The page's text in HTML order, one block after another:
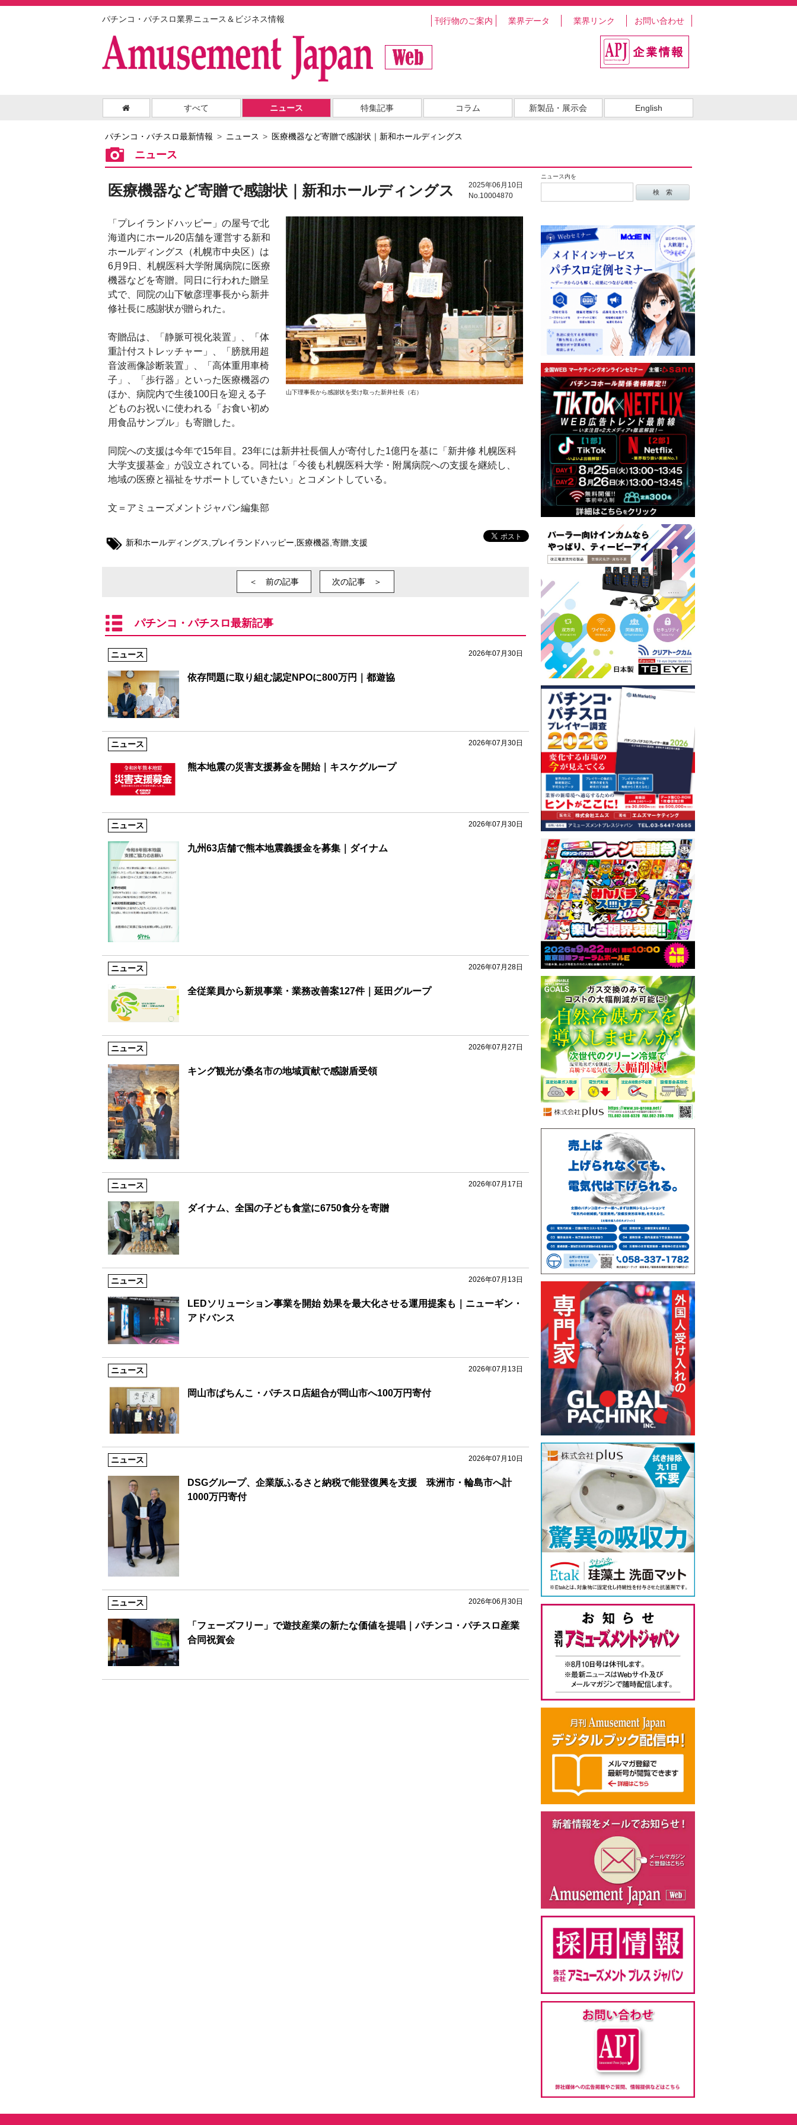
パチンコ・パチスロ業界ニュース＆ビジネス情報 刊行物のご案内 業界データ 業界リンク お問い合わせ
すべて ニュース 特集記事 コラム 新製品・展示会 English
パチンコ・パチスロ最新情報 ニュース 医療機器など寄贈で感謝状｜新和ホールディングス
ニュース
ニュース内を
2025年06月10日
No.10004870
医療機器など寄贈で感謝状｜新和ホールディングス
山下理事長から感謝状を受け取った新井社長（右）
「プレイランドハッピー」の屋号で北
海道内にホール20店舗を運営する新和
ホールディングス（札幌市中央区）は
6月9日、札幌医科大学附属病院に医療
機器などを寄贈。同日に行われた贈呈
式で、同院の山下敏彦理事長から新井
修社長に感謝状が贈られた。
寄贈品は、「静脈可視化装置」、「体
重計付ストレッチャー」、「膀胱用超
音波画像診断装置」、「高体重用車椅
子」、「歩行器」といった医療機器の
ほか、病院内で生後100日を迎える子
どものお祝いに使われる「お食い初め
用食品サンプル」も寄贈した。
同院への支援は今年で15年目。23年には新井社長個人が寄付した1億円を基に「新井修 札幌医科
大学支援基金」が設立されている。同社は「今後も札幌医科大学・附属病院への支援を継続し、
地域の医療と福祉をサポートしていきたい」とコメントしている。
文＝アミューズメントジャパン編集部
新和ホールディングス,プレイランドハッピー,医療機器,寄贈,支援
＜ 前の記事 次の記事 ＞
パチンコ・パチスロ最新記事
2026年07月30日
ニュース
依存問題に取り組む認定NPOに800万円｜都遊協
2026年07月30日
ニュース
熊本地震の災害支援募金を開始｜キスケグループ
2026年07月30日
ニュース
九州63店舗で熊本地震義援金を募集｜ダイナム
2026年07月28日
ニュース
全従業員から新規事業・業務改善案127件｜延田グループ
2026年07月27日
ニュース
キング観光が桑名市の地域貢献で感謝盾受領
2026年07月17日
ニュース
ダイナム、全国の子ども食堂に6750食分を寄贈
2026年07月13日
ニュース
LEDソリューション事業を開始 効果を最大化させる運用提案も｜ニューギン・
アドバンス
2026年07月13日
ニュース
岡山市ぱちんこ・パチスロ店組合が岡山市へ100万円寄付
2026年07月10日
ニュース
DSGグループ、企業版ふるさと納税で能登復興を支援 珠洲市・輪島市へ計
1000万円寄付
2026年06月30日
ニュース
「フェーズフリー」で遊技産業の新たな価値を提唱｜パチンコ・パチスロ産業
合同祝賀会